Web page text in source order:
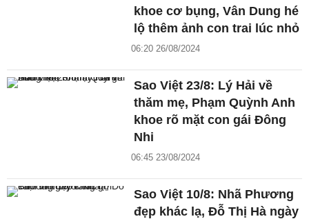
khoe cơ bụng, Vân Dung hé
lộ thêm ảnh con trai lúc nhỏ
06:20 26/08/2024
Sao Việt 23/8: Lý Hải về
thăm mẹ, Phạm Quỳnh Anh
khoe rõ mặt con gái Đông
Nhi
06:45 23/08/2024
Sao Việt 10/8: Nhã Phương
đẹp khác lạ, Đỗ Thị Hà ngày